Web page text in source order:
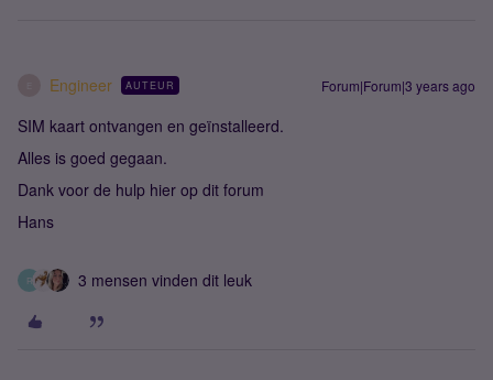
Engineer AUTEUR Forum|Forum|3 years ago
SIM kaart ontvangen en geïnstalleerd.
Alles is goed gegaan.
Dank voor de hulp hier op dit forum
Hans
R 3 mensen vinden dit leuk